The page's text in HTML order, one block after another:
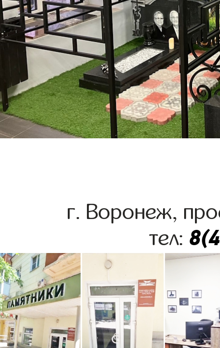
г. Воронеж,
тел: